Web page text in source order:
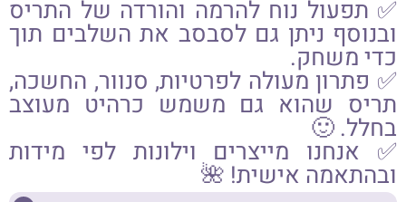
✅ תפעול נוח להרמה והורדה של התריס
ובנוסף ניתן גם לסבסב את השלבים תוך
כדי משחק.
✅ פתרון מעולה לפרטיות, סנוור, החשכה,
תריס שהוא גם משמש כרהיט מעוצב
בחלל. 🙂
✅ אנחנו מייצרים וילונות לפי מידות
ובהתאמה אישית! 🌺